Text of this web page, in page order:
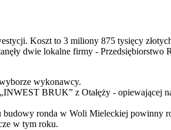
Koszt to 3 miliony 875 tysięcy
dwie lokalne firmy -
wykonawcy.
BRUK” z Otałęży - opiewającej
budowy ronda w Woli Mieleckiej powinny
w tym roku.